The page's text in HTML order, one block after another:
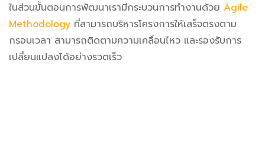
ในส่วนขั้นตอนการพัฒนาเรามีกระบวนการทำงานด้วย Agile
Methodology ที่สามารถบริหารโครงการให้เสร็จตรงตาม
กรอบเวลา สามารถติดตามความเคลื่อนไหว และรองรับการ
เปลี่ยนแปลงได้อย่างรวดเร็ว